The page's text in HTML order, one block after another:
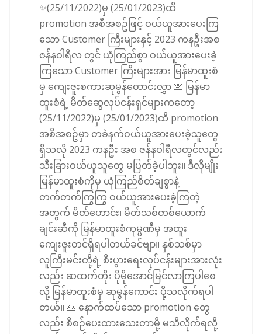
✨(25/11/2022)မှ (25/01/2023)ထိ
promotion အစီအစဥ်ဖြင့် ဝယ်ယူအားပေးကြ
သော Customer ကြီးများနှင့် 2023 ကနဦးအစ
ဇန်နဝါရီလ တွင် ယုံကြည်စွာ ဝယ်ယူအားပေးခဲ့
ကြသော Customer ကြီးများအား မြန်မာထူးစံ
မှ ကျေးဇူးစကားဆုမွန်တောင်းလွှာ 💌 မြန်မာ
ထူးစံရဲ့ မိတ်ဆွေလုပ်ငန်းရှင်များကတော့
(25/11/2022)မှ (25/01/2023)ထိ promotion
အစီအစဥ်မှာ တခဲနက်ဝယ်ယူအားပေးခဲ့သူတွေ
ရှိသလို 2023 ကနဦး အစ ဇန်နဝါရီလတွင်လည်း
သီးခြားဝယ်ယူသူတွေ မပြတ်ခဲ့ပါဘူး။ ဒီလိုမျိုး
မြန်မာထူးစံကိုမှ ယုံကြည်စိတ်ချစွာနဲ့
တက်တက်ကြွကြွ ဝယ်ယူအားပေးခဲ့ကြတဲ့
အတွက် မိတ်ဟောင်း၊ မိတ်သစ်တစ်ယောက်
ချင်းဆီကို မြန်မာထူးစံကုမ္ပဏီမှ အထူး
ကျေးဇူးတင်ရှိရပါတယ်ခင်ဗျာ။ နှစ်သစ်မှာ
လူကြီးမင်းတို့ရဲ့ စီးပွားရေးလုပ်ငန်းများအားလုံး
လည်း ဆထက်တိုး ပိုမိုအောင်မြင်လာကြပါစေ
လို့ မြန်မာထူးစံမှ ဆုမွန်ကောင်း ပို့သလိုက်ရပါ
တယ်။ 🙏 နောက်ထပ်သော promotion တွေ
လည်း စီစဉ်ပေးထားသေးတာမို့ မသိလိုက်ရလို့